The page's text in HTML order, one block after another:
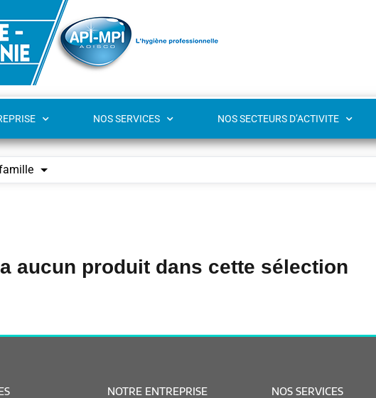
NOS SERVICES NOS SECTEURS D’ACTIVITE
aucun produit dans cette sélection
NOTRE ENTREPRISE NOS SERVICES